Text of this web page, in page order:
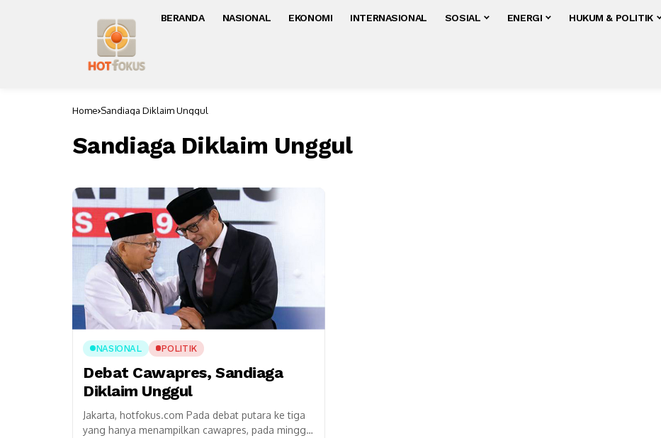
BERANDA NASIONAL EKONOMI INTERNASIONAL SOSIAL ENERGI HUKUM & POLITIK
Home Sandiaga Diklaim Unggul
Sandiaga Diklaim Unggul
NASIONAL POLITIK
Debat Cawapres, Sandiaga
Diklaim Unggul
Jakarta, hotfokus.com Pada debat putara ke tiga
yang hanya menampilkan cawapres, pada minggu